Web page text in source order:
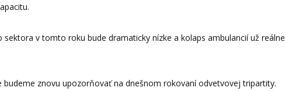
sektora v tomto roku bude dramaticky nízke a kolaps ambulancií už reálne
budeme znovu upozorňovať na dnešnom rokovaní odvetvovej tripartity.